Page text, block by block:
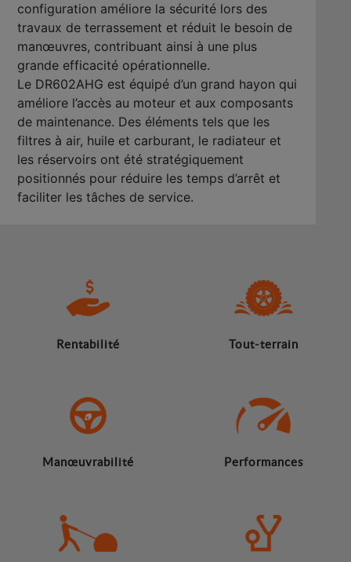
configuration améliore la sécurité lors des
travaux de terrassement et réduit le besoin de
manœuvres, contribuant ainsi à une plus
grande efficacité opérationnelle.
Le DR602AHG est équipé d’un grand hayon qui
améliore l’accès au moteur et aux composants
de maintenance. Des éléments tels que les
filtres à air, huile et carburant, le radiateur et
les réservoirs ont été stratégiquement
positionnés pour réduire les temps d’arrêt et
faciliter les tâches de service.
Rentabilité Tout-terrain
Manœuvrabilité Performances